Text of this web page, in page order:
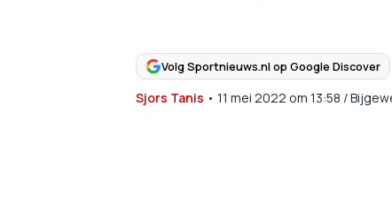
Volg Sportnieuws.nl op Google Discover
Sjors Tanis • 11 mei 2022 om 13:58 /